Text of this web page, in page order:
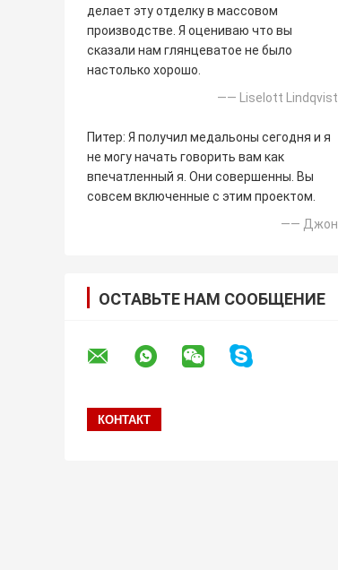
делает эту отделку в массовом
производстве. Я оцениваю что вы
сказали нам глянцеватое не было
настолько хорошо.
—— Liselott Lindqvist
Питер: Я получил медальоны сегодня и я
не могу начать говорить вам как
впечатленный я. Они совершенны. Вы
совсем включенные с этим проектом.
—— Джон
ОСТАВЬТЕ НАМ СООБЩЕНИЕ